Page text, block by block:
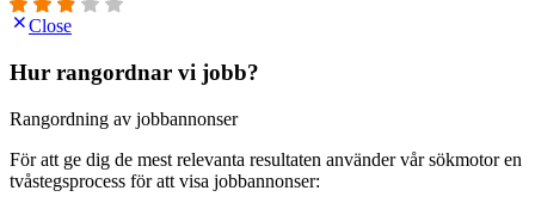
Close
Hur rangordnar vi jobb?
Rangordning av jobbannonser
För att ge dig de mest relevanta resultaten använder vår sökmotor en
tvåstegsprocess för att visa jobbannonser: